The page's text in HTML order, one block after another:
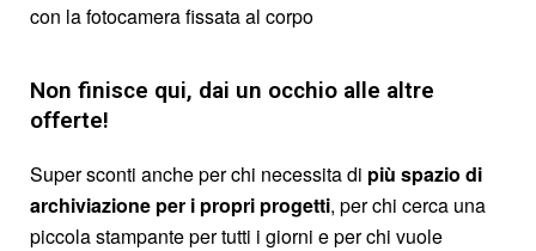
con la fotocamera fissata al corpo
Non finisce qui, dai un occhio alle altre
offerte!
Super sconti anche per chi necessita di più spazio di
archiviazione per i propri progetti, per chi cerca una
piccola stampante per tutti i giorni e per chi vuole